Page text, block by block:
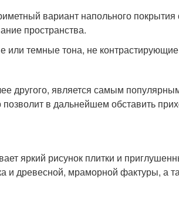
вариант напольного
пространства.
или темные тона, не
другого, является самым
в дальнейшем обставить
яркий рисунок плитки и
и древесной, мраморной фактуры, а